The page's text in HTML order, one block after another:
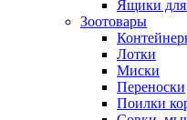
Ящики
Зоотовары
Лотки
Миски
Переноски
Поилки